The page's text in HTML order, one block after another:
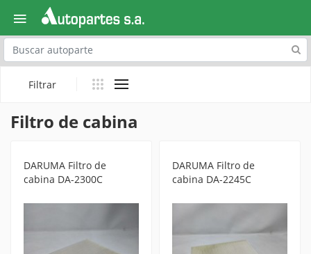
Explora
Filtrar
Filtro de cabina
DARUMA Filtro de
cabina DA-2300C
DARUMA Filtro de
cabina DA-2245C